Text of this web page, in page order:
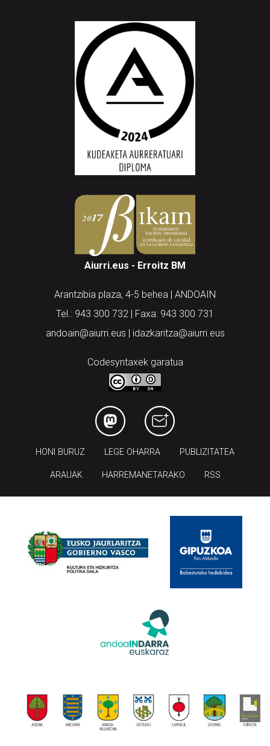
Aiurri.eus - Erroitz BM
Arantzibia plaza, 4-5 behea | ANDOAIN
Tel.: 943 300 732 | Faxa: 943 300 731
andoain@aiurri.eus | idazkaritza@aiurri.eus
Codesyntaxek garatua
HONI BURUZ LEGE OHARRA PUBLIZITATEA
ARAUAK HARREMANETARAKO RSS